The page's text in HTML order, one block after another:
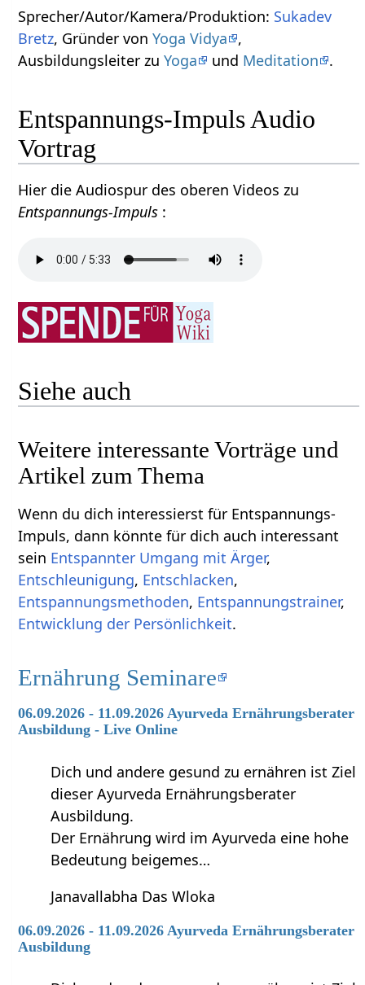
Sprecher/Autor/Kamera/Produktion: Sukadev
Bretz, Gründer vonYoga Vidya
,
Ausbildungsleiter zuYoga und Meditation .
Entspannungs-Impuls Audio
Vortrag
Hier die Audiospur des oberen Videos zu
Entspannungs-Impuls :
Siehe auch
Weitere interessante Vorträge und
Artikel zum Thema
Wenn du dich interessierst für Entspannungs-
Impuls, dann könnte für dich auch interessant
sein Entspannter Umgang mit Ärger,
Entschleunigung, Entschlacken,
Entspannungsmethoden, Entspannungstrainer,
Entwicklung der Persönlichkeit.
Ernährung Seminare
06.09.2026 - 11.09.2026 Ayurveda Ernährungsberater
Ausbildung - Live Online
Dich und andere gesund zu ernähren ist Ziel
dieser Ayurveda Ernährungsberater
Ausbildung.
Der Ernährung wird im Ayurveda eine hohe
Bedeutung beigemes…
Janavallabha Das Wloka
06.09.2026 - 11.09.2026 Ayurveda Ernährungsberater
Ausbildung